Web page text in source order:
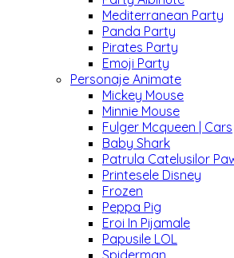
Mediterranean Party
Panda Party
Pirates Party
Emoji Party
Personaje Animate
Mickey Mouse
Minnie Mouse
Fulger Mcqueen | Cars
Baby Shark
Patrula Catelusilor
Printesele Disney
Frozen
Peppa Pig
Eroi In Pijamale
Papusile LOL
Spiderman